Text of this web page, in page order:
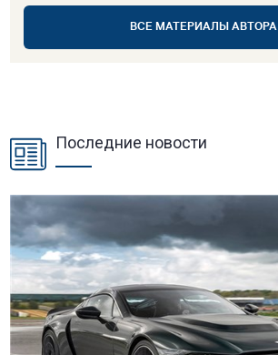
ВСЕ МАТЕРИАЛЫ АВТОРА
Последние новости